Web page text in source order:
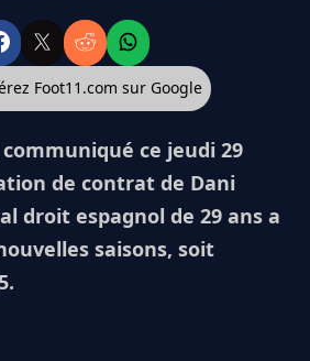
Foot11.com sur Google
ce jeudi 29
de contrat de Dani
droit espagnol de 29 ans a
saisons, soit